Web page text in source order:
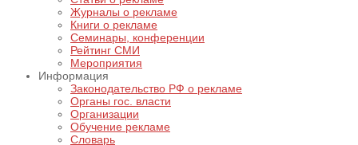
Журналы о рекламе
Книги о рекламе
Семинары, конференции
Рейтинг СМИ
Мероприятия
Информация
Законодательство РФ о рекламе
Органы гос. власти
Организации
Обучение рекламе
Словарь